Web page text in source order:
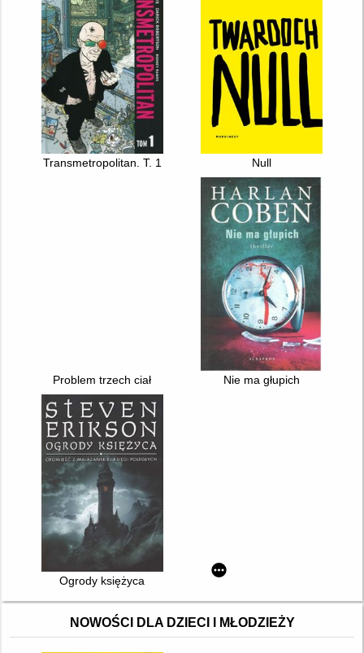
Transmetropolitan. T. 1 Null
Problem trzech ciał Nie ma głupich
Ogrody księżyca
NOWOŚCI DLA DZIECI I MŁODZIEŻY